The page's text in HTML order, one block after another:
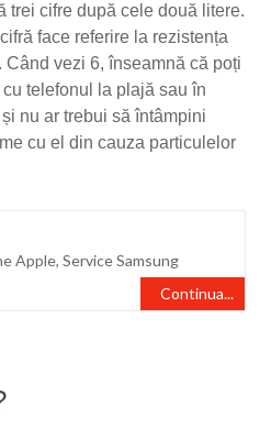
trei cifre după cele două litere.
face referire la rezistența
Când vezi 6, înseamnă că poți
cu telefonul la plajă sau în
nu ar trebui să întâmpini
cu el din cauza particulelor
Apple,Service Samsung
Continua...